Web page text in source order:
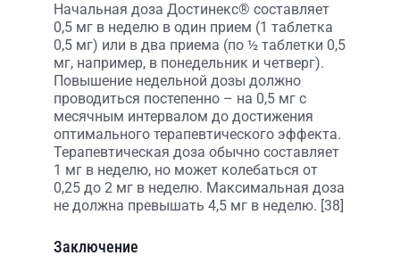
Начальная доза Достинекс® составляет
0,5 мг в неделю в один прием (1 таблетка
0,5 мг) или в два приема (по ½ таблетки 0,5
мг, например, в понедельник и четверг).
Повышение недельной дозы должно
проводиться постепенно – на 0,5 мг с
месячным интервалом до достижения
оптимального терапевтического эффекта.
Терапевтическая доза обычно составляет
1 мг в неделю, но может колебаться от
0,25 до 2 мг в неделю. Максимальная доза
не должна превышать 4,5 мг в неделю. [38]
Заключение